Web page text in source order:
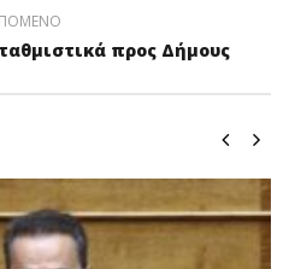
προς Δήμους